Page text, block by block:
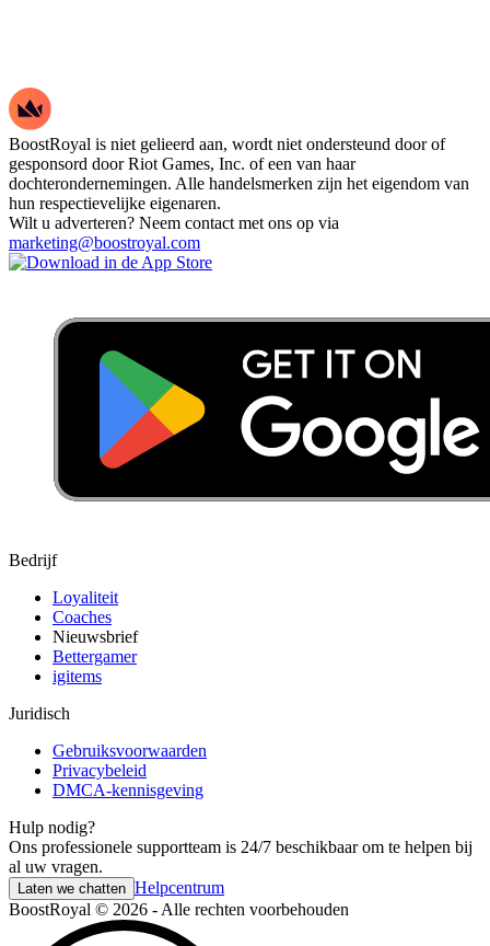
BoostRoyal is niet gelieerd aan, wordt niet ondersteund door of
gesponsord door Riot Games, Inc. of een van haar
dochterondernemingen. Alle handelsmerken zijn het eigendom van
hun respectievelijke eigenaren.
Wilt u adverteren? Neem contact met ons op via
marketing@boostroyal.com
Bedrijf
Loyaliteit
Coaches
Nieuwsbrief
Bettergamer
igitems
Juridisch
Gebruiksvoorwaarden
Privacybeleid
DMCA-kennisgeving
Hulp nodig?
Ons professionele supportteam is 24/7 beschikbaar om te helpen bij
al uw vragen.
Laten we chatten Helpcentrum
BoostRoyal © 2026 - Alle rechten voorbehouden